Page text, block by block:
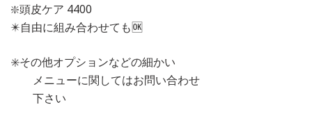
❇️頭皮ケア 4400
✴️自由に組み合わせても🆗
✳️その他オプションなどの細かい
メニューに関してはお問い合わせ
下さい